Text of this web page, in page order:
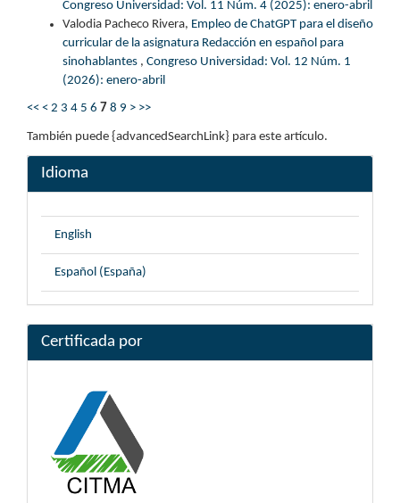
Congreso Universidad: Vol. 11 Núm. 4 (2025): enero-abril
Valodia Pacheco Rivera, Empleo de ChatGPT para el diseño
curricular de la asignatura Redacción en español para
sinohablantes , Congreso Universidad: Vol. 12 Núm. 1
(2026): enero-abril
<< < 2 3 4 5 6 7 8 9 > >>
También puede {advancedSearchLink} para este artículo.
Idioma
English
Español (España)
Certificada por